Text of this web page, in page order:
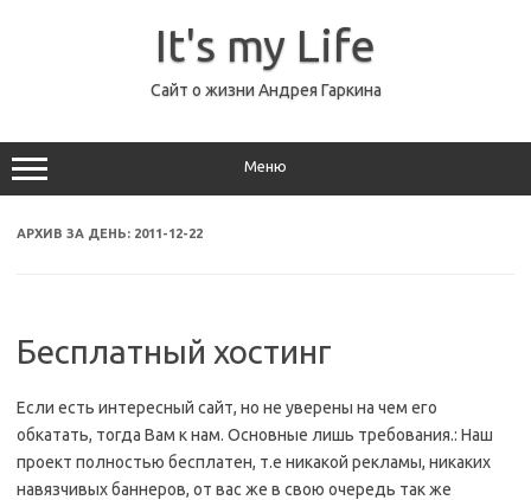
It's my Life
Сайт о жизни Андрея Гаркина
Меню
АРХИВ ЗА ДЕНЬ: 2011-12-22
Бесплатный хостинг
Если есть интересный сайт, но не уверены на чем его
обкатать, тогда Вам к нам. Основные лишь требования.: Наш
проект полностью бесплатен, т.е никакой рекламы, никаких
навязчивых баннеров, от вас же в свою очередь так же